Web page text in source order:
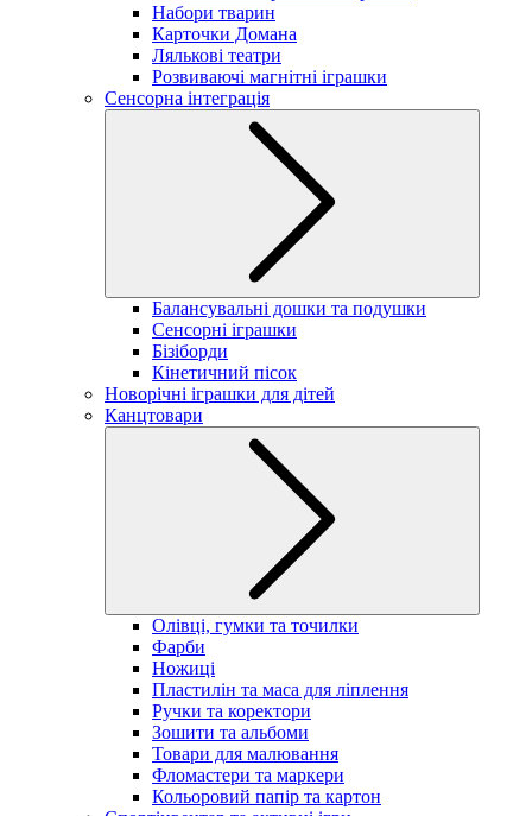
Набори тварин
Карточки Домана
Лялькові театри
Розвиваючі магнітні іграшки
Сенсорна інтеграція
Балансувальні дошки та подушки
Сенсорні іграшки
Бізіборди
Кінетичний пісок
Новорічні іграшки для дітей
Канцтовари
Олівці, гумки та точилки
Фарби
Ножиці
Пластилін та маса для ліплення
Ручки та коректори
Зошити та альбоми
Товари для малювання
Фломастери та маркери
Кольоровий папір та картон